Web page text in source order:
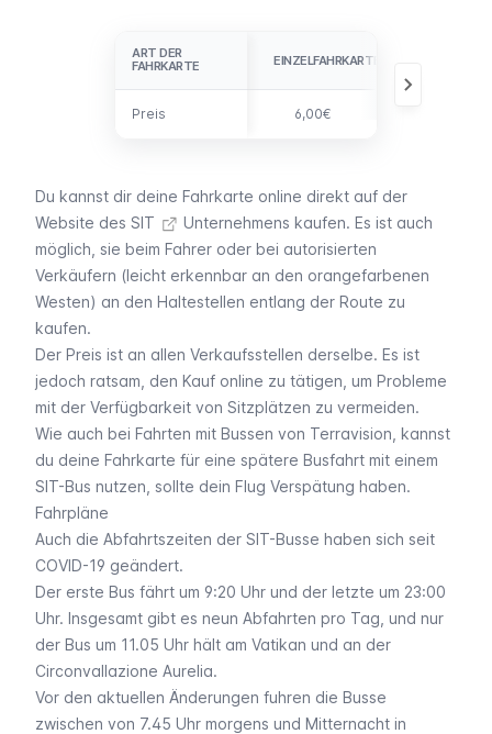
ART DER
FAHRKARTE
Preis
ART DER
FAHRKARTE
EINZELFAHRKARTE
Preis 6,00€
Du kannst dir deine Fahrkarte online direkt auf der
Website des SIT
Unternehmens kaufen. Es ist auch
möglich, sie beim Fahrer oder bei autorisierten
Verkäufern (leicht erkennbar an den orangefarbenen
Westen) an den Haltestellen entlang der Route zu
kaufen.
Der Preis ist an allen Verkaufsstellen derselbe. Es ist
jedoch ratsam, den Kauf online zu tätigen, um Probleme
mit der Verfügbarkeit von Sitzplätzen zu vermeiden.
Wie auch bei Fahrten mit Bussen von Terravision , kannst
du deine Fahrkarte für eine spätere Busfahrt mit einem
SIT-Bus nutzen, sollte dein Flug Verspätung haben.
Fahrpläne
Auch die Abfahrtszeiten der SIT-Busse haben sich seit
COVID-19 geändert.
Der erste Bus fährt um 9:20 Uhr und der letzte um 23:00
Uhr. Insgesamt gibt es neun Abfahrten pro Tag, und nur
der Bus um 11.05 Uhr hält am Vatikan und an der
Circonvallazione Aurelia.
Vor den aktuellen Änderungen fuhren die Busse
zwischen von 7.45 Uhr morgens und Mitternacht in